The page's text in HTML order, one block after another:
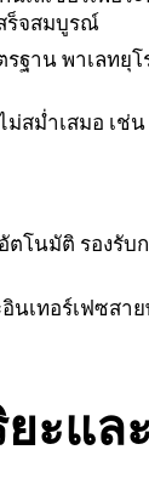
ร็จสมบูรณ์
รฐาน พาเลทยุ
สม่ำเสมอ เช่
ตโนมัติ รองรั
เทอร์เฟซสาย
ะแล